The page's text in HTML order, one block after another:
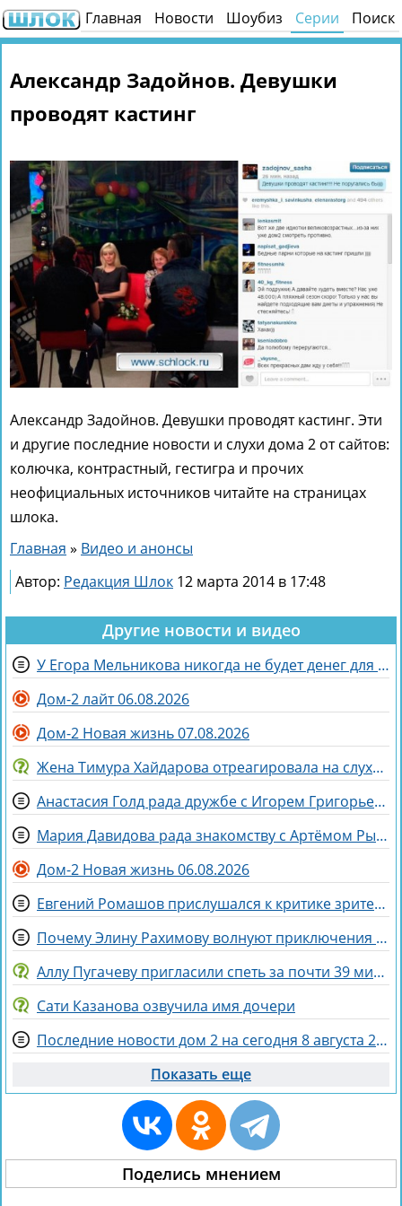
Главная Новости Шоубиз Серии Поиск
Александр Задойнов. Девушки
проводят кастинг
Александр Задойнов. Девушки проводят кастинг. Эти
и другие последние новости и слухи дома 2 от сайтов:
колючка, контрастный, гестигра и прочих
неофициальных источников читайте на страницах
шлока.
Главная » Видео и анонсы
Автор: Редакция Шлок 12 марта 2014 в 17:48
Другие новости и видео
У Егора Мельникова никогда не будет денег для Вероники Гракович
Дом-2 лайт 06.08.2026
Дом-2 Новая жизнь 07.08.2026
Жена Тимура Хайдарова отреагировала на слухи о колдовстве
Анастасия Голд рада дружбе с Игорем Григорьевым
Мария Давидова рада знакомству с Артёмом Рышковским на доме 2
Дом-2 Новая жизнь 06.08.2026
Евгений Ромашов прислушался к критике зрителей Дома 2 и сменил причёску
Почему Элину Рахимову волнуют приключения Ермаковой в шкафу
Аллу Пугачеву пригласили спеть за почти 39 миллионов рублей
Сати Казанова озвучила имя дочери
Последние новости дом 2 на сегодня 8 августа 2026
Показать еще
Поделись мнением